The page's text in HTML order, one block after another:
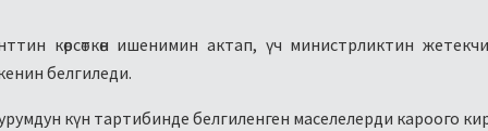
көрсөткөн ишенимин актап, үч министрликтин
белгиледи.
күн тартибинде белгиленген маселелерди кароого